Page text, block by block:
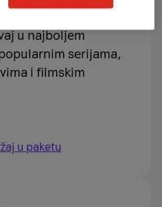
u najboljem
serijama,
i filmskim
u paketu